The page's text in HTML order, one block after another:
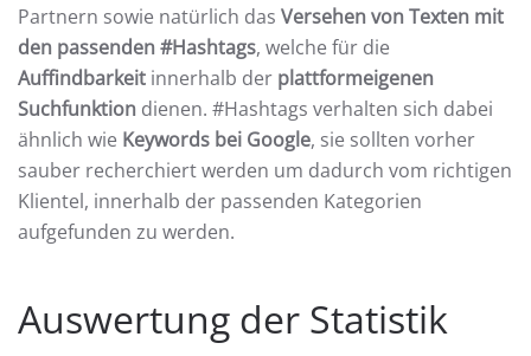
Partnern sowie natürlich das Versehen von Texten mit
den passenden #Hashtags, welche für die
Auffindbarkeit innerhalb der plattformeigenen
Suchfunktion dienen. #Hashtags verhalten sich dabei
ähnlich wie Keywords bei Google, sie sollten vorher
sauber recherchiert werden um dadurch vom richtigen
Klientel, innerhalb der passenden Kategorien
aufgefunden zu werden.
Auswertung der Statistik